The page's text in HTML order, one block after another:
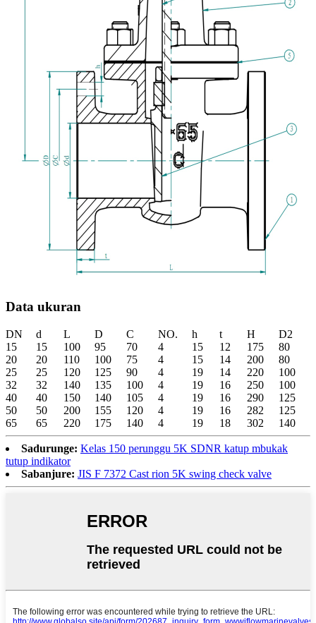
Data ukuran
DN d L D C NO. h t H
D2
15
15 100 95 70 4 15 12 175
80
20
20 110 100 75 4 15 14 200
80
25
25 120 125 90 4 19 14 220
100
32
32 140 135 100 4 19 16 250
100
40
40 150 140 105 4 19 16 290
125
50
50 200 155 120 4 19 16 282
125
65
65 220 175 140 4 19 18 302 140
Sadurunge: Kelas 150 perunggu 5K SDNR katup mbukak
tutup indikator
Sabanjure: JIS F 7372 Cast rion 5K swing check valve